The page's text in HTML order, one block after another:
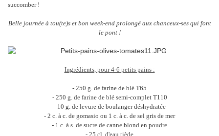
succomber !
Belle journée à tou(te)s et bon week-end prolongé aux chanceux-ses qui font
le pont !
Ingrédients, pour 4-6 petits pains :
- 250 g. de farine de blé T65
- 250 g. de farine de blé semi-complet T110
- 10 g. de levure de boulanger déshydratée
- 2 c. à c. de gomasio ou 1 c. à c. de sel gris de mer
- 1 c. à s. de sucre de canne blond en poudre
- 25 cl. d'eau tiède